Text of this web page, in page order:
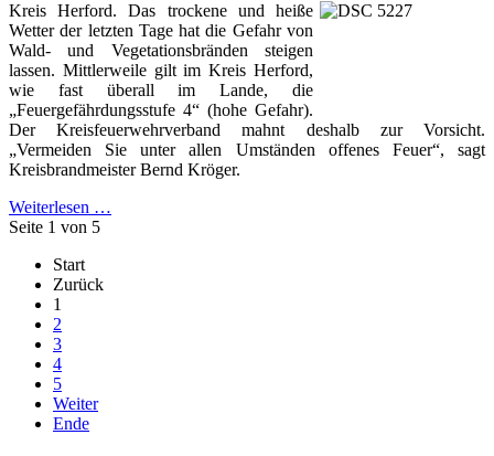
Kreis Herford. Das trockene und heiße
Wetter der letzten Tage hat die Gefahr von
Wald- und Vegetationsbränden steigen
lassen. Mittlerweile gilt im Kreis Herford,
wie fast überall im Lande, die
„Feuergefährdungsstufe 4“ (hohe Gefahr).
Der Kreisfeuerwehrverband mahnt deshalb zur Vorsicht.
„Vermeiden Sie unter allen Umständen offenes Feuer“, sagt
Kreisbrandmeister Bernd Kröger.
Weiterlesen …
Seite 1 von 5
Start
Zurück
1
2
3
4
5
Weiter
Ende